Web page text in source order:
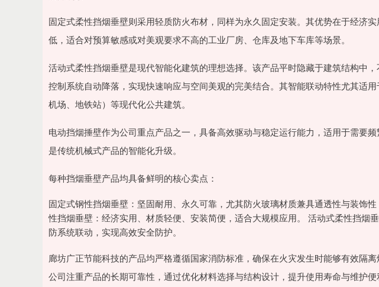
固定式柔性挡烟垂壁则采用轻质防火布材，同样为永久固定安装。其优势在于经济
低，适合对预算敏感或对美观要求不高的工业厂房、仓库及地下车库等场景。
活动式柔性挡烟垂壁是现代智能化建筑的理想选择。该产品平时隐藏于建筑结构中
控制系统自动降落，实现快速响应与空间美观的完美结合。其智能联动特性尤其适
机场、地铁站）等现代化公共建筑。
电动挡烟捶壁作为公司重点产品之一，具备高效驱动与稳定运行能力，适用于需要
是传统机械式产品的智能化升级。
每种挡烟垂壁产品均具备鲜明的核心卖点：
固定式钢性挡烟垂壁：坚固耐用、永久可靠，尤其防火玻璃材质兼具通透性与装饰
性挡烟垂壁：经济实用、材质轻便、安装简便，适合大规模应用。 活动式柔性挡烟
防系统联动，实现高效安全防护。
廊坊广正节能科技的产品均严格遵循国家消防标准，确保在火灾发生时能够有效隔
公司注重产品的长期可靠性，通过优化材料选择与结构设计，提升使用寿命与维护便